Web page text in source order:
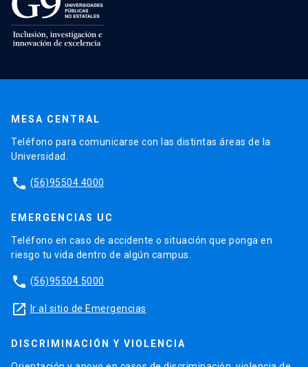
MESA CENTRAL
Teléfono para comunicarse con las distintas áreas de la
Universidad.
phone (56)95504 4000
EMERGENCIAS UC
Teléfono en caso de accidente o situación que ponga en
riesgo tu vida dentro de algún campus.
phone (56)95504 5000
launch Ir al sitio de Emergencias
DISCRIMINACIÓN Y VIOLENCIA